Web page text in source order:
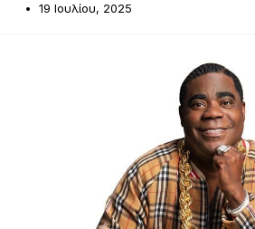
19 Ιουλίου, 2025